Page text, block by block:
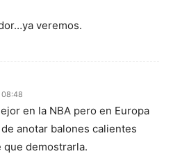
veremos.
08:48
en la NBA pero en Europa
anotar balones calientes
que demostrarla.